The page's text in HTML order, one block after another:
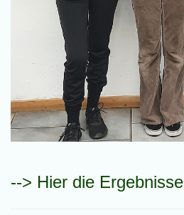
--> Hier die Ergebnisse